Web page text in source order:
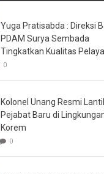
Yuga Pratisabda : Direksi
PDAM Surya Sembada
Tingkatkan Kualitas
0
Kolonel Unang Resmi
Pejabat Baru di
Korem
0